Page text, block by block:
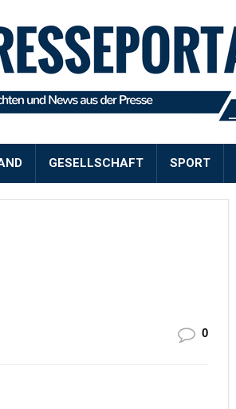
GESELLSCHAFT SPORT
0